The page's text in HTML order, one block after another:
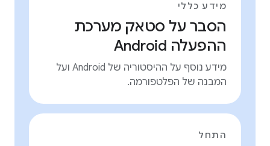
מידע כללי
הסבר על סטאק מערכת
ההפעלה Android
מידע נוסף על ההיסטוריה של Android ועל
המבנה של הפלטפורמה.
התחל